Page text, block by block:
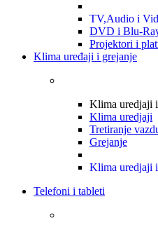
TV,Audio i
DVD i Blu-
Projektori i
Klima uređaji i grejanje
Klima uredjaji
Klima uredjaji
Tretiranje
Grejanje
Klima uredjaji
Telefoni i tableti